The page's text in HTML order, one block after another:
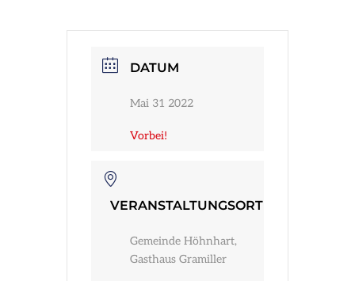
Infos
DATUM
Mai 31 2022
Vorbei!
VERANSTALTUNGSORT
Gemeinde Höhnhart,
Gasthaus Gramiller